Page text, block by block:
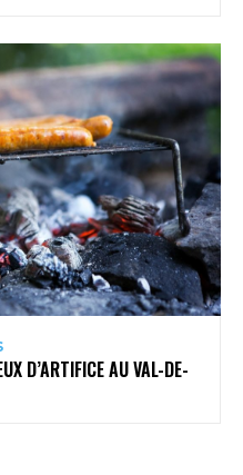
D’ARTIFICE AU VAL-DE-